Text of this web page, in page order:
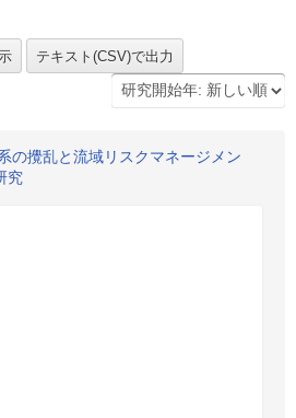
の攪乱と流域リスクマネージメン
究